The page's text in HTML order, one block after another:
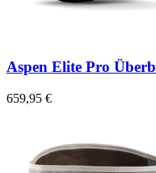
Aspen Elite Pro
659,95 €